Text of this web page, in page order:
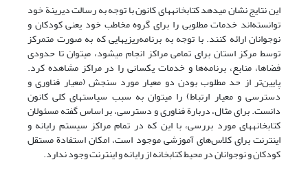
این نتایج نشان می‎دهد کتابخانه‎های ‎کانون با توجه به رسالت دیرینة خود
توانسته‌اند خدمات مطلوبی را برای گروه مخاطب خود یعنی کودکان و
نوجوانان ارائه کنند. با توجه به برنامه‌ریزی‎هایی ‎که به صورت متمرکز
توسط مرکز استان برای تمامی مراکز انجام می‎شود، می‎توان تا حدودی
فضاها، منابع، برنامه‌ها و خدمات یکسانی را در مراکز مشاهده کرد.
پایین‌تر از حد مطلوب بودن دو معیار مورد سنجش (معیار فناوری و
دسترسی و معیار ارتباط) را می‎توان به سبب سیاست‎های ‎کلی کانون
دانست. برای مثال، دربارة فناوری و دسترسی، بر اساس گفته مسئولان
کتابخانه‎های ‎مورد بررسی، با این که در تمام مراکز سیستم رایانه و
اینترنت برای کلاس‌های آموزشی موجود است، امکان استفادة مستقل
کودکان و نوجوانان در محیط کتابخانه از رایانه و اینترنت وجود ندارد.